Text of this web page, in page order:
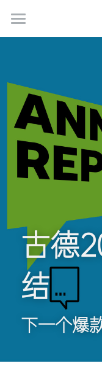
关于古德
最新动态
联系我们
加入我们
简体中文
简体中文
e.g.
400-
古德
结
下一个爆